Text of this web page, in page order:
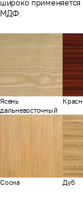
широко применяется
МДФ.
Ясень
дальневосточный
Сосна Дуб